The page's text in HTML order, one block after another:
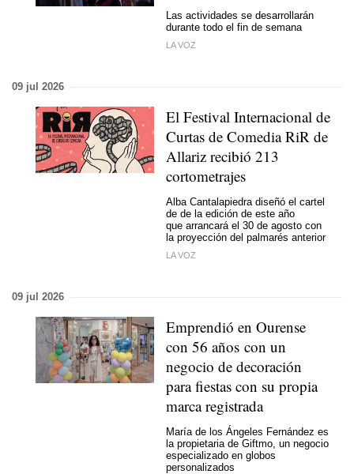
Las actividades se desarrollarán
durante todo el fin de semana
LA VOZ
09 jul 2026
El Festival Internacional de
Curtas de Comedia RiR de
Allariz recibió 213
cortometrajes
Alba Cantalapiedra diseñó el cartel
de de la edición de este año
que arrancará el 30 de agosto con
la proyección del palmarés anterior
LA VOZ
09 jul 2026
Emprendió en Ourense
con 56 años con un
negocio de decoración
para fiestas con su propia
marca registrada
María de los Ángeles Fernández es
la propietaria de Giftmo, un negocio
especializado en globos
personalizados